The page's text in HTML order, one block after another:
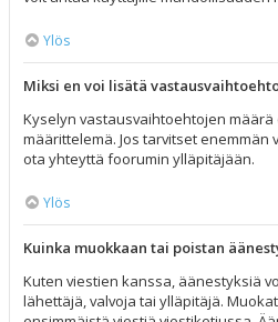
Ylös
Miksi en voi lisätä
Kyselyn vastausvaihtoehtojen
määrittelemä. Jos tarvitset
ota yhteyttä foorumin ylläpitäjään.
Ylös
Kuinka muokkaan tai poistan
Kuten viestien kanssa, äänestyksiä
lähettäjä, valvoja tai ylläpitäjä.